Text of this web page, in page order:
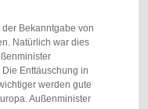
Bekanntgabe von
Natürlich war dies
Enttäuschung in
werden gute
Außenminister